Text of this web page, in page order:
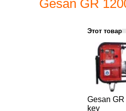
Gesan GR
Этот товар
Gesan
key